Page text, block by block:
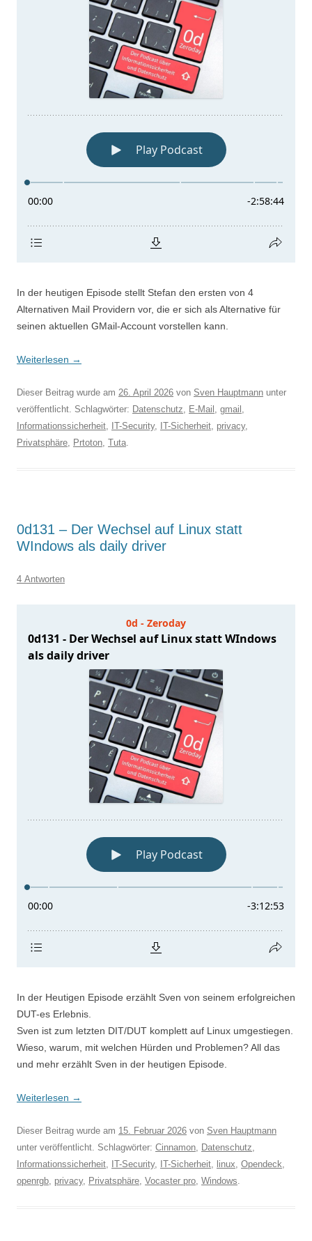
In der heutigen Episode stellt Stefan den ersten von 4
Alternativen Mail Providern vor, die er sich als Alternative für
seinen aktuellen GMail-Account vorstellen kann.
Weiterlesen →
Dieser Beitrag wurde am 26. April 2026 von Sven Hauptmann unter
veröffentlicht. Schlagwörter: Datenschutz, E-Mail , gmail ,
Informationssicherheit, IT-Security, IT-Sicherheit, privacy,
Privatsphäre, Prtoton, Tuta.
0d131 – Der Wechsel auf Linux statt
WIndows als daily driver
4 Antworten
In der Heutigen Episode erzählt Sven von seinem erfolgreichen
DUT-es Erlebnis.
Sven ist zum letzten DIT/DUT komplett auf Linux umgestiegen.
Wieso, warum, mit welchen Hürden und Problemen? All das
und mehr erzählt Sven in der heutigen Episode.
Weiterlesen →
Dieser Beitrag wurde am 15. Februar 2026 von Sven Hauptmann
unter veröffentlicht. Schlagwörter: Cinnamon, Datenschutz,
Informationssicherheit, IT-Security, IT-Sicherheit, linux, Opendeck,
openrgb, privacy, Privatsphäre, Vocaster pro, Windows.